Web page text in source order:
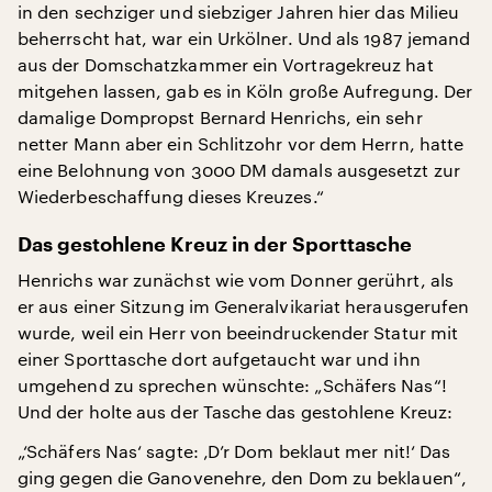
in den sechziger und siebziger Jahren hier das Milieu
beherrscht hat, war ein Urkölner. Und als 1987 jemand
aus der Domschatzkammer ein Vortragekreuz hat
mitgehen lassen, gab es in Köln große Aufregung. Der
damalige Dompropst Bernard Henrichs, ein sehr
netter Mann aber ein Schlitzohr vor dem Herrn, hatte
eine Belohnung von 3000 DM damals ausgesetzt zur
Wiederbeschaffung dieses Kreuzes.“
Das gestohlene Kreuz in der Sporttasche
Henrichs war zunächst wie vom Donner gerührt, als
er aus einer Sitzung im Generalvikariat herausgerufen
wurde, weil ein Herr von beeindruckender Statur mit
einer Sporttasche dort aufgetaucht war und ihn
umgehend zu sprechen wünschte: „Schäfers Nas“!
Und der holte aus der Tasche das gestohlene Kreuz:
„‘Schäfers Nas‘ sagte: ‚D’r Dom beklaut mer nit!‘ Das
ging gegen die Ganovenehre, den Dom zu beklauen“,